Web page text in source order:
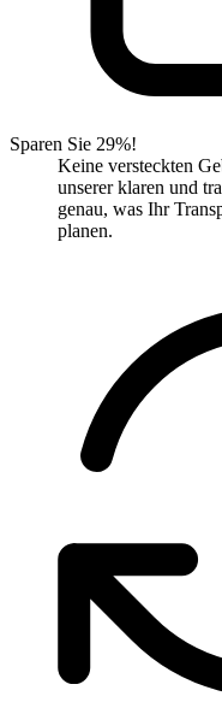
Sparen Sie 29%!
Keine versteckten
unserer klaren und
genau, was Ihr
planen.